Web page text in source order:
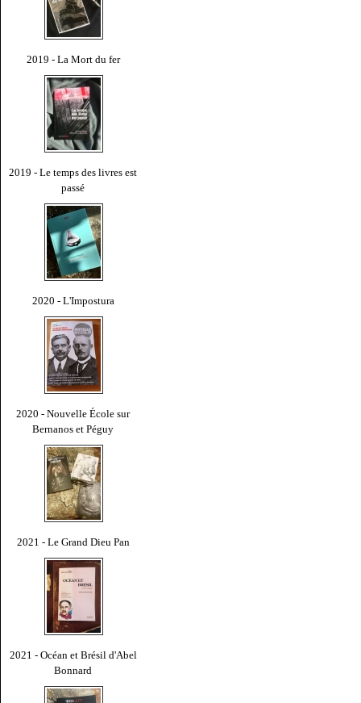
2019 - La Mort du fer
2019 - Le temps des livres est
passé
2020 - L'Impostura
2020 - Nouvelle École sur
Bernanos et Péguy
2021 - Le Grand Dieu Pan
2021 - Océan et Brésil d'Abel
Bonnard